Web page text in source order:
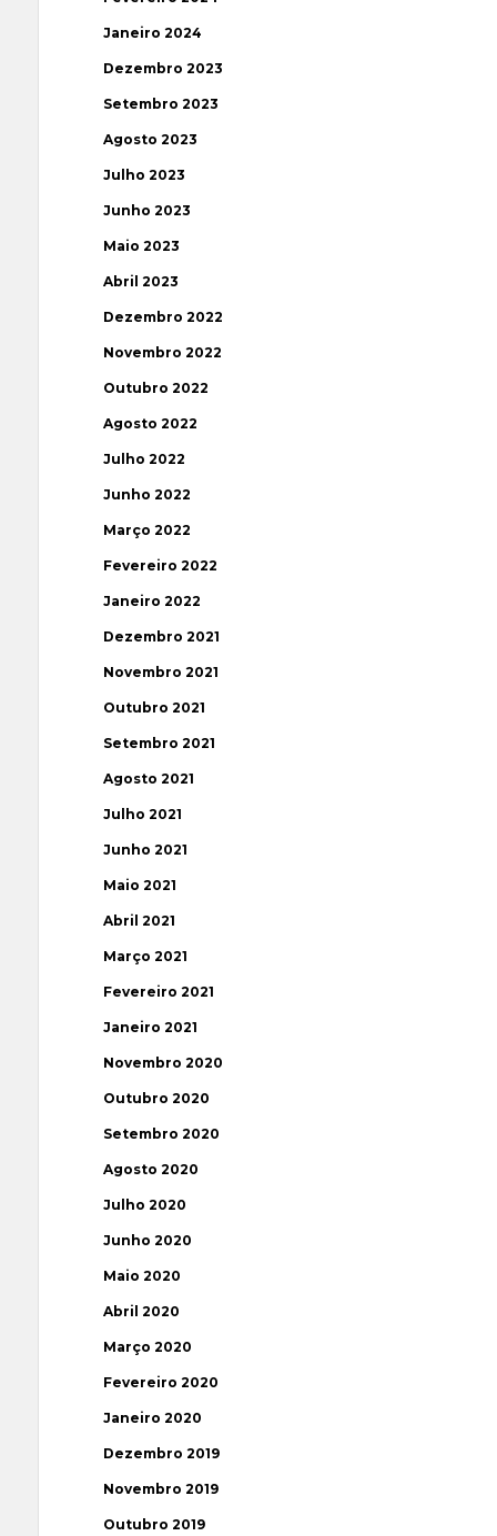
Janeiro 2024
Dezembro 2023
Setembro 2023
Agosto 2023
Julho 2023
Junho 2023
Maio 2023
Abril 2023
Dezembro 2022
Novembro 2022
Outubro 2022
Agosto 2022
Julho 2022
Junho 2022
Março 2022
Fevereiro 2022
Janeiro 2022
Dezembro 2021
Novembro 2021
Outubro 2021
Setembro 2021
Agosto 2021
Julho 2021
Junho 2021
Maio 2021
Abril 2021
Março 2021
Fevereiro 2021
Janeiro 2021
Novembro 2020
Outubro 2020
Setembro 2020
Agosto 2020
Julho 2020
Junho 2020
Maio 2020
Abril 2020
Março 2020
Fevereiro 2020
Janeiro 2020
Dezembro 2019
Novembro 2019
Outubro 2019